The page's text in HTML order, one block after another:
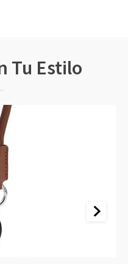
Tu Estilo